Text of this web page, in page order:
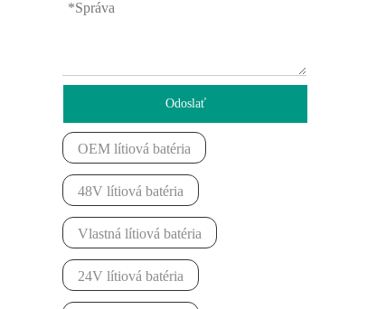
Odoslať
OEM lítiová batéria
48V lítiová batéria
Vlastná lítiová batéria
24V lítiová batéria